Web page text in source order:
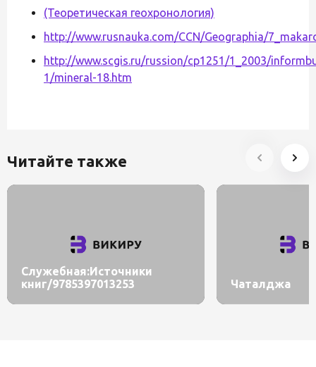
(Теоретическая геохронология)
http://www.rusnauka.com/CCN/Geographia/
http://www.scgis.ru/russion/cp1251/1_2003/
1/mineral-18.htm
Читайте также
Служебная:Источники
книг/9785397013253
Чаталджа